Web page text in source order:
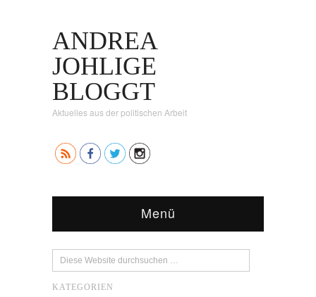
ANDREA
JOHLIGE
BLOGGT
Aktuelles aus der politischen Arbeit
Menü
KATEGORIEN